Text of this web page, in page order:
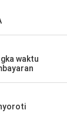
waktu